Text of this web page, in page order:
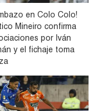
en Colo Colo!
Mineiro confirma
por Iván
y el fichaje toma